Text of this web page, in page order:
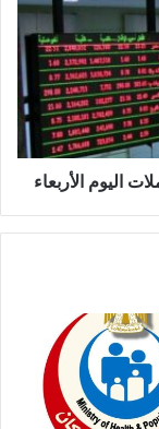
اليوم الأربعاء